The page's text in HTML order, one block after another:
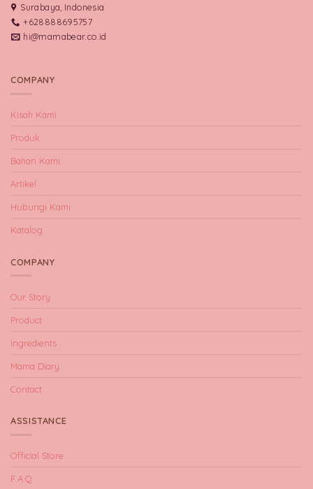
Surabaya, Indonesia
+628888695757
hi@mamabear.co.id
COMPANY
Kisah Kami
Produk
Bahan Kami
Artikel
Hubungi Kami
Katalog
COMPANY
Our Story
Product
Ingredients
Mama Diary
Contact
ASSISTANCE
Official Store
F.A.Q